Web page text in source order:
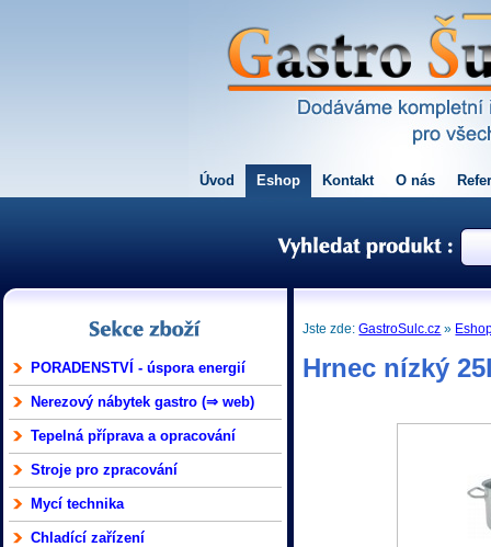
Úvod Eshop Kontakt O nás
PORADENSTVÍ - úspora energií
Nerezový nábytek gastro (⇒ web)
Tepelná příprava a opracování
Stroje pro zpracování
Mycí technika
Chladící zařízení
Jste zde:GastroSulc.cz »
Hrnec nízký 25l